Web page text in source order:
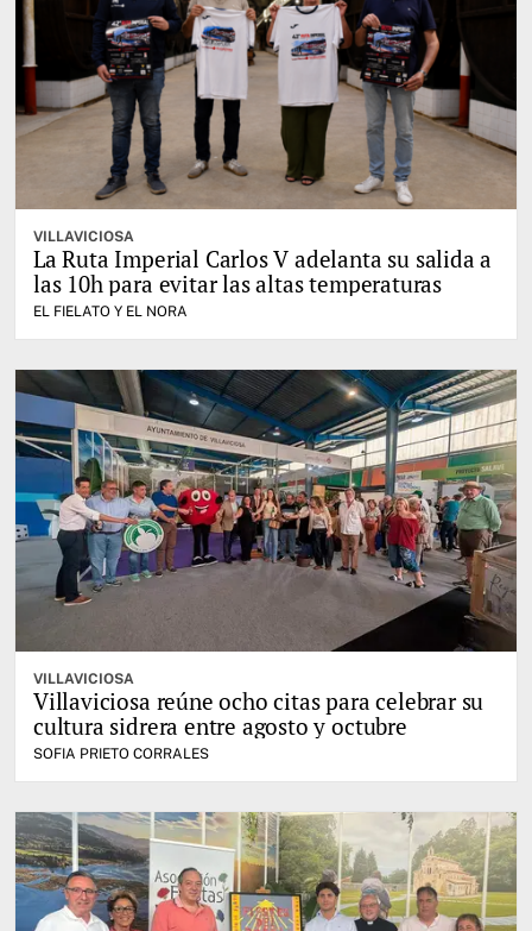
VILLAVICIOSA
La Ruta Imperial Carlos V adelanta su salida a
las 10h para evitar las altas temperaturas
EL FIELATO Y EL NORA
VILLAVICIOSA
Villaviciosa reúne ocho citas para celebrar su
cultura sidrera entre agosto y octubre
SOFIA PRIETO CORRALES